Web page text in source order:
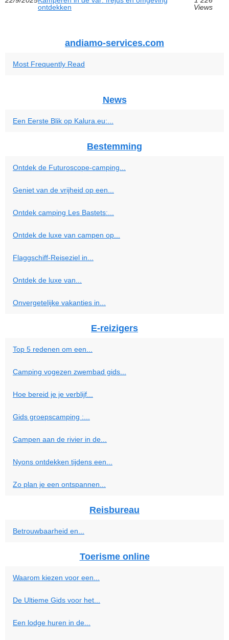
ontdekken
Views
andiamo-services.com
Most Frequently Read
News
Een Eerste Blik op Kalura.eu:...
Bestemming
Ontdek de Futuroscope-camping...
Geniet van de vrijheid op een...
Ontdek camping Les Bastets:...
Ontdek de luxe van campen op...
Flaggschiff-Reiseziel in...
Ontdek de luxe van...
Onvergetelijke vakanties in...
E-reizigers
Top 5 redenen om een...
Camping vogezen zwembad gids...
Hoe bereid je je verblijf...
Gids groepscamping :...
Campen aan de rivier in de...
Nyons ontdekken tijdens een...
Zo plan je een ontspannen...
Reisbureau
Betrouwbaarheid en...
Toerisme online
Waarom kiezen voor een...
De Ultieme Gids voor het...
Een lodge huren in de...